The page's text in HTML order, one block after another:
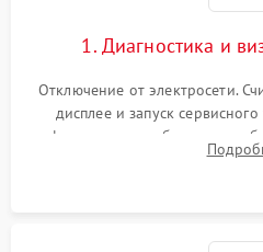
1. Диагностика и
Отключение от электросети.
дисплее и запуск
фильтра, теплообменника и
неисправностях (не сушит, не